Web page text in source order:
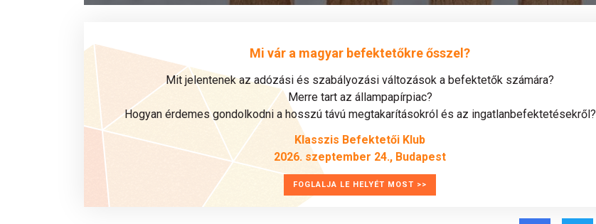
Mi vár a magyar befektetőkre ősszel?
Mit jelentenek az adózási és szabályozási változások a befektetők számára?
Merre tart az állampapírpiac?
Hogyan érdemes gondolkodni a hosszú távú megtakarításokról és az ingatlanbefektetésekről?
Klasszis Befektetői Klub
2026. szeptember 24., Budapest
FOGLALJA LE HELYÉT MOST >>